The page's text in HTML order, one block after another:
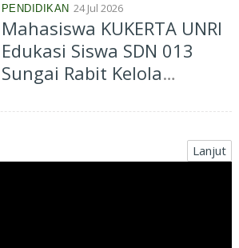
PENDIDIKAN 24 Jul 2026
Mahasiswa KUKERTA UNRI
Edukasi Siswa SDN 013
Sungai Rabit Kelola
Program EcoCharm
Lanjut